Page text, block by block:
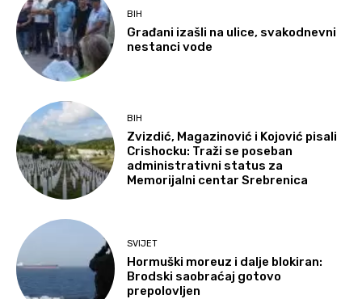
BIH
Građani izašli na ulice, svakodnevni
nestanci vode
BIH
Zvizdić, Magazinović i Kojović pisali
Crishocku: Traži se poseban
administrativni status za
Memorijalni centar Srebrenica
SVIJET
Hormuški moreuz i dalje blokiran:
Brodski saobraćaj gotovo
prepolovljen